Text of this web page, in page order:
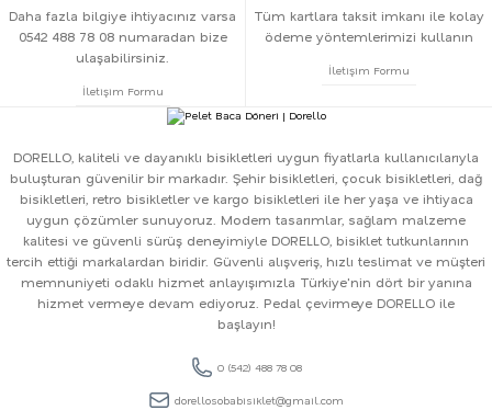
Daha fazla bilgiye ihtiyacınız varsa
0542 488 78 08 numaradan bize
ulaşabilirsiniz.
İletişim Formu
Tüm kartlara taksit imkanı ile kolay
ödeme yöntemlerimizi kullanın
İletişim Formu
DORELLO, kaliteli ve dayanıklı bisikletleri uygun fiyatlarla kullanıcılarıyla
buluşturan güvenilir bir markadır. Şehir bisikletleri, çocuk bisikletleri, dağ
bisikletleri, retro bisikletler ve kargo bisikletleri ile her yaşa ve ihtiyaca
uygun çözümler sunuyoruz. Modern tasarımlar, sağlam malzeme
kalitesi ve güvenli sürüş deneyimiyle DORELLO, bisiklet tutkunlarının
tercih ettiği markalardan biridir. Güvenli alışveriş, hızlı teslimat ve müşteri
memnuniyeti odaklı hizmet anlayışımızla Türkiye'nin dört bir yanına
hizmet vermeye devam ediyoruz. Pedal çevirmeye DORELLO ile
başlayın!
0 (542) 488 78 08
dorellosobabisiklet@gmail.com